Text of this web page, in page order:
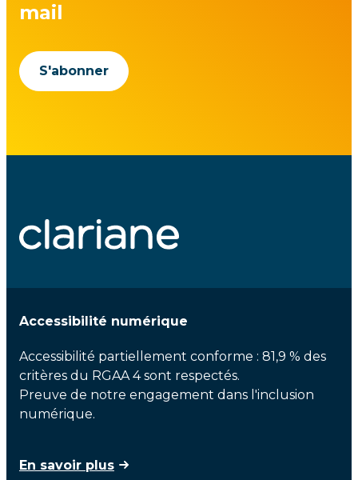
mail
S'abonner
Accessibilité numérique
Accessibilité partiellement conforme : 81,9 % des
critères du RGAA 4 sont respectés.
Preuve de notre engagement dans l'inclusion
numérique.
En savoir plus